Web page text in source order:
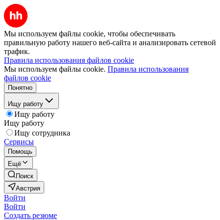
Мы используем файлы cookie, чтобы обеспечивать
правильную работу нашего веб-сайта и анализировать сетевой
трафик.
Правила использования файлов cookie
Мы используем файлы cookie. Правила использования
файлов cookie
Понятно
Ищу работу
Ищу работу
Ищу работу
Ищу сотрудника
Сервисы
Помощь
Ещё
Поиск
Австрия
Войти
Войти
Создать резюме